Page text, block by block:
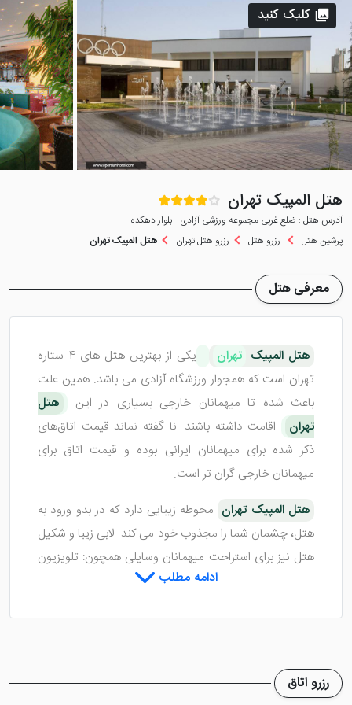
هتل المپیک تهران
آدرس هتل : ضلع غربی مجموعه ورزشی آزادی - بلوار دهکده
پرشین هتل
رزرو هتل رزرو هتل تهران هتل المپیک تهران
کلیک کنید
معرفی هتل
هتل المپیک تهران
یکی از بهترین هتل ‌های 4 ستاره
تهران است که همجوار ورزشگاه آزادی می باشد. همین علت
باعث شده تا میهمانان خارجی بسیاری در این
هتل
تهران
اقامت داشته باشند. نا گفته نماند قیمت اتاق‌های
ذکر شده برای میهمانان ایرانی بوده و قیمت اتاق برای
میهمانان خارجی گران تر است.
هتل المپیک تهران محوطه زیبایی دارد که در بدو ورود به
هتل، چشمان شما را مجذوب خود می کند. لابی زیبا و شکیل
هتل نیز برای استراحت میهمانان وسایلی همچون: تلویزیون
صفحه تخت، مبلمان هایی راحت و سلطنتی، نمازخانه و
اتاق ‌ها و رستوران هتل المپیک
ادامه مطلب
رزرو اتاق